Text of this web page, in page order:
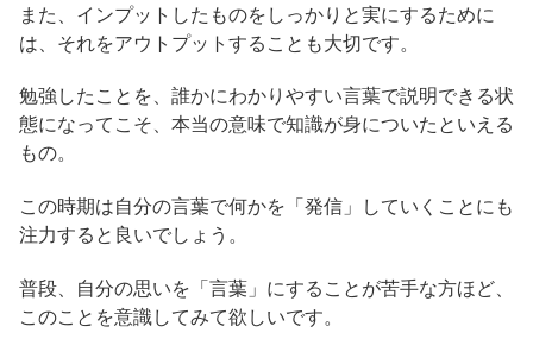
また、インプットしたものをしっかりと実にするために
は、それをアウトプットすることも大切です。
勉強したことを、誰かにわかりやすい言葉で説明できる状
態になってこそ、本当の意味で知識が身についたといえる
もの。
この時期は自分の言葉で何かを「発信」していくことにも
注力すると良いでしょう。
普段、自分の思いを「言葉」にすることが苦手な方ほど、
このことを意識してみて欲しいです。